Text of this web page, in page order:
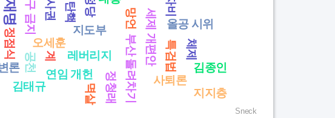
정점식 오세훈
탄핵
지도부
레버리지
정당
공천
망언
론 부산 돌려차기
연임 개헌
세제 개편안
사퇴론
자비
특검법
올공 시위
정청래
김태규
계 체제
김종인
멱살 지지층
Sneck